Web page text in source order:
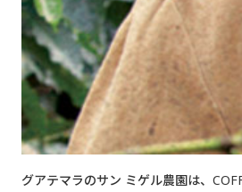
グアテマラのサン ミゲル農園は、